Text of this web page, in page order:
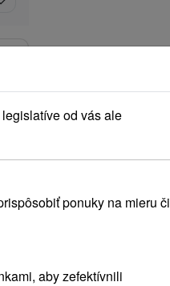
od vás ale
ponuky na mieru či
aby zefektívnili